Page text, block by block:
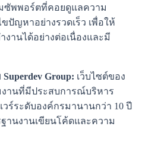
มซัพพอร์ตที่คอยดูแลความ
ปัญหาอย่างรวดเร็ว เพื่อให้
านได้อย่างต่อเนื่องและมี
Group: เว็บไซต์ของ
านที่มีประสบการณ์บริหาร
ร์ระดับองค์กรมานานกว่า 10 ปี
านงานเขียนโค้ดและความ